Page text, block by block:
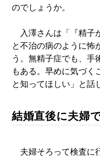
のでしょうか。
入澤さんは「『精子
と不治の病のように怖
う。無精子症でも、手
もある。早めに気づく
と知ってほしい」と話
結婚直後に夫婦
夫婦そろって検査に